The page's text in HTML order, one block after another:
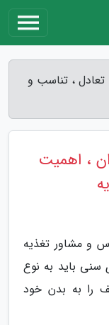
تعادل ، تناسب و
، اهمیت
و مشاور تغذیه
سنی باید به نوع
را به بدن خود